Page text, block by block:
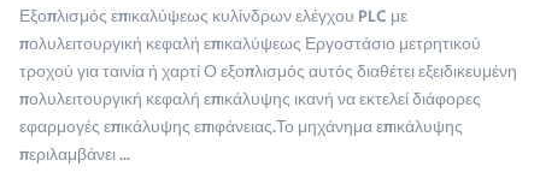
Εξοπλισμός επικαλύψεως κυλίνδρων ελέγχου PLC με
πολυλειτουργική κεφαλή επικαλύψεως Εργοστάσιο μετρητικού
τροχού για ταινία ή χαρτί Ο εξοπλισμός αυτός διαθέτει εξειδικευμένη
πολυλειτουργική κεφαλή επικάλυψης ικανή να εκτελεί διάφορες
εφαρμογές επικάλυψης επιφάνειας.Το μηχάνημα επικάλυψης
περιλαμβάνει ...